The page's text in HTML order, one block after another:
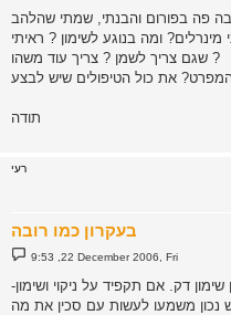
פה בפורום והבנתי, שמתי שהלהב
ומה בנוגע לשימון ? ראיתי
שגם צריך לשמן ? צריך עוד משהו ?
תודה
רעי
בעקרון כמו רובה
P
o
t
9:53 ,22 December 2006, Fri
דק. אם תקפיד על ניקוי ושימון-
נכון משמעו לעשות עם סכין את מה